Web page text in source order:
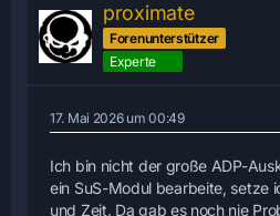
proximate
Forenunterstützer
Experte
17. Mai 2026 um 00:49
Ich bin nicht der große ADP-
ein SuS-Modul bearbeite, setze
und Zeit. Da gab es noch nie